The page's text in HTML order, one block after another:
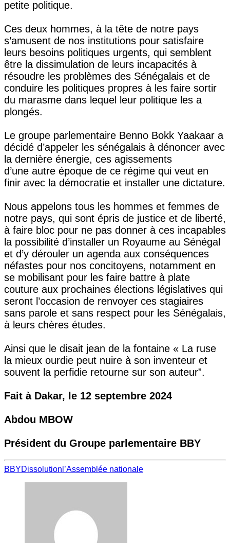
petite politique.
Ces deux hommes, à la tête de notre pays
s’amusent de nos institutions pour satisfaire
leurs besoins politiques urgents, qui semblent
être la dissimulation de leurs incapacités à
résoudre les problèmes des Sénégalais et de
conduire les politiques propres à les faire sortir
du marasme dans lequel leur politique les a
plongés.
Le groupe parlementaire Benno Bokk Yaakaar a
décidé d’appeler les sénégalais à dénoncer avec
la dernière énergie, ces agissements
d’une autre époque de ce régime qui veut en
finir avec la démocratie et installer une dictature.
Nous appelons tous les hommes et femmes de
notre pays, qui sont épris de justice et de liberté,
à faire bloc pour ne pas donner à ces incapables
la possibilité d’installer un Royaume au Sénégal
et d’y dérouler un agenda aux conséquences
néfastes pour nos concitoyens, notamment en
se mobilisant pour les faire battre à plate
couture aux prochaines élections législatives qui
seront l’occasion de renvoyer ces stagiaires
sans parole et sans respect pour les Sénégalais,
à leurs chères études.
Ainsi que le disait jean de la fontaine « La ruse
la mieux ourdie peut nuire à son inventeur et
souvent la perfidie retourne sur son auteur”.
Fait à Dakar, le 12 septembre 2024
Abdou MBOW
Président du Groupe parlementaire BBY
BBYDissolution l’Assemblée nationale